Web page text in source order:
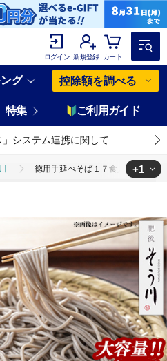
ログイン 新規登録 カート
グ 控除額を調べる
特集 ご利用ガイド
」システム連携に関して
徳用手延べそば１７食入り - 蕎麦
+1